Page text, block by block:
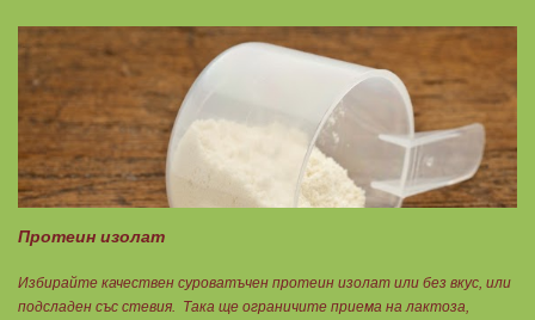
въглехидрати в 100 г = количеството въглехидрати за 1 блок.
Мазнини: 150 : количеството мазнини в 100 г продукт = мазнините за
1 блок.
Протеин изолат
Избирайте качествен суроватъчен протеин изолат или без вкус, или
подсладен със стевия. Така ще ограничите приема на лактоза,